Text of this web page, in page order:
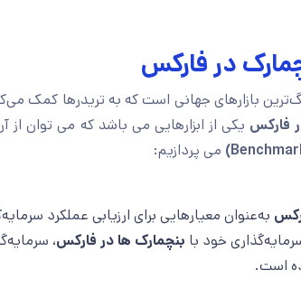
در فارکس
بازارهای جهانی است که به تریدرها کمک
فارکس یکی از ابزارهایی می باشد که می توان از
می پردازیم:
به‌عنوان معیارهایی برای ارزیابی عملکرد
خود با بنچمارک‌ ها در فارکس،
است.